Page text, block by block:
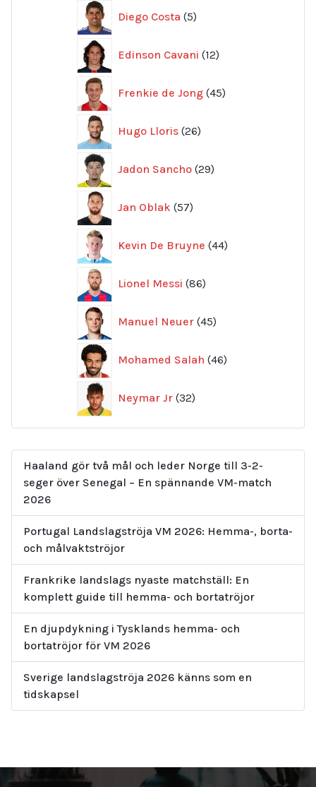
Diego Costa 5
produkter
Edinson Cavani 12
produkter
Frenkie de Jong 45
produkter
Hugo Lloris 26
produkter
Jadon Sancho 29
produkter
Jan Oblak 57
produkter
Kevin De Bruyne 44
produkter
Lionel Messi 86
produkter
Manuel Neuer 45
produkter
Mohamed Salah 46
produkter
Neymar Jr 32
produkter
Haaland gör två mål och leder Norge till 3-2-
seger över Senegal – En spännande VM-match
2026
Portugal Landslagströja VM 2026: Hemma-, borta-
och målvaktströjor
Frankrike landslags nyaste matchställ: En
komplett guide till hemma- och bortatröjor
En djupdykning i Tysklands hemma- och
bortatröjor för VM 2026
Sverige landslagströja 2026 känns som en
tidskapsel